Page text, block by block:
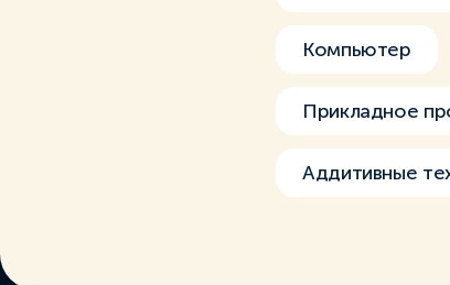
Компьютер
Прикладное
Аддитивные